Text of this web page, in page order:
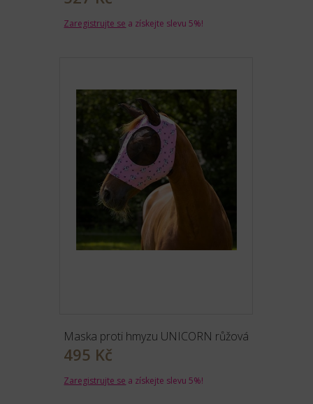
Zaregistrujte se a získejte slevu 5%!
Maska proti hmyzu UNICORN růžová
495 Kč
Zaregistrujte se a získejte slevu 5%!